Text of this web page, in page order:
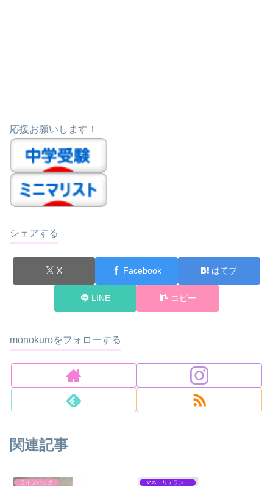
応援お願いします！
シェアする
X Facebook はてブ
LINE コピー
monokuroをフォローする
関連記事
ライフハック マネーリテラシー